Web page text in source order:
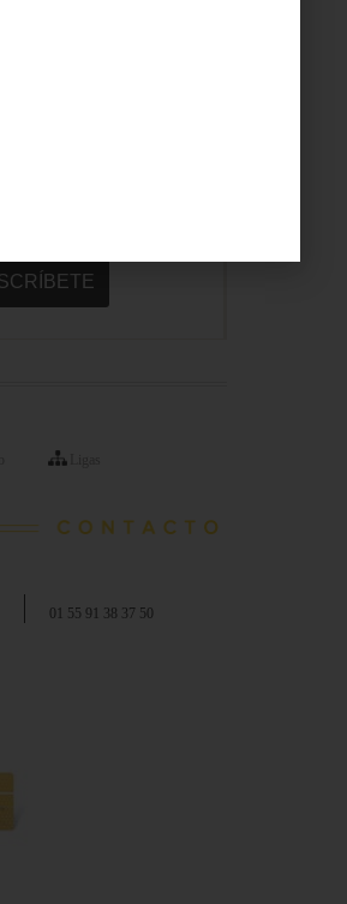
01 55 91 38 37 50